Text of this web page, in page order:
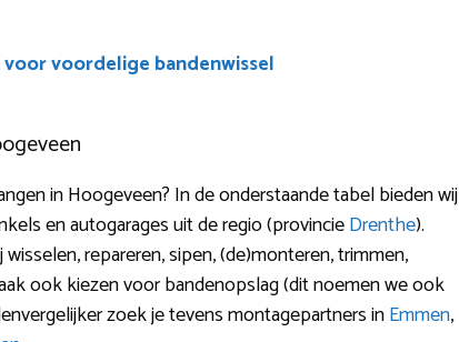
voor voordelige bandenwissel
in Hoogeveen? In de onderstaande tabel bieden wij
en autogarages uit de regio (provincieDrenthe).
repareren, sipen, (de)monteren, trimmen,
ook kiezen voor bandenopslag (dit noemen we ook
zoek je tevens montagepartners inEmmen,